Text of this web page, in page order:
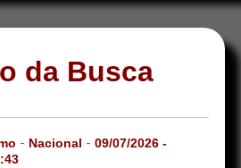
da Busca
- Nacional -09/07/2026 -